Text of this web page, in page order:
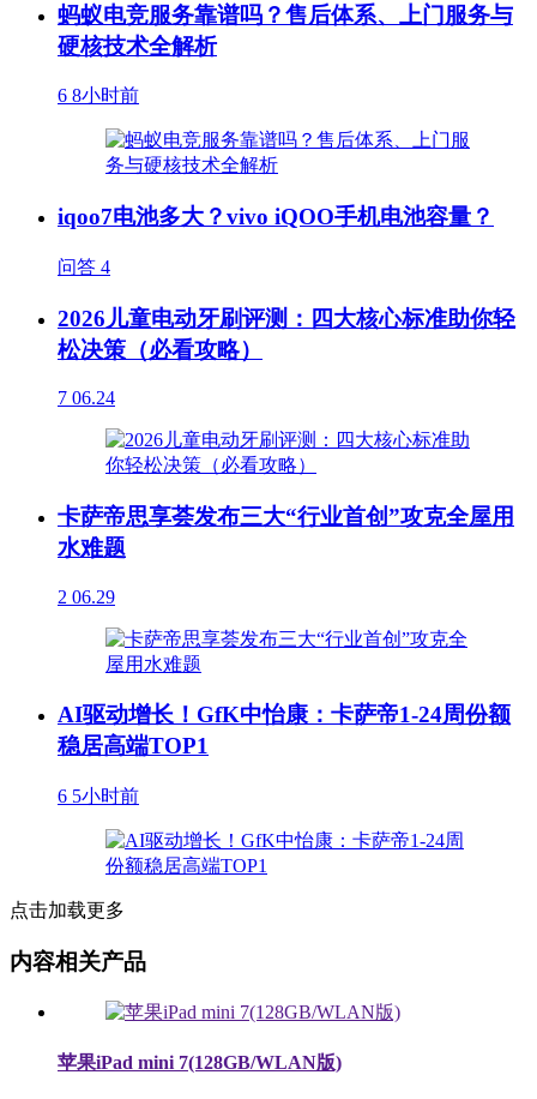
蚂蚁电竞服务靠谱吗？售后体系、上门服务与
硬核技术全解析
6 8小时前
iqoo7电池多大？vivo iQOO手机电池容量？
问答 4
2026儿童电动牙刷评测：四大核心标准助你轻
松决策（必看攻略）
7 06.24
卡萨帝思享荟发布三大“行业首创”攻克全屋用
水难题
2 06.29
AI驱动增长！GfK中怡康：卡萨帝1-24周份额
稳居高端TOP1
6 5小时前
点击加载更多
内容相关产品
苹果iPad mini 7(128GB/WLAN版)